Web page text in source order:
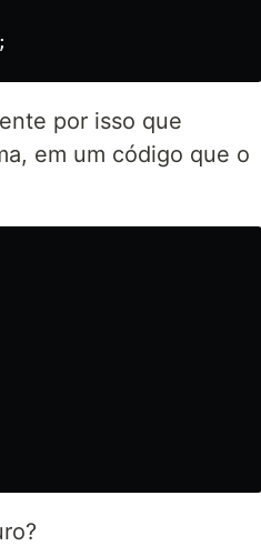
por isso que
em um código que o